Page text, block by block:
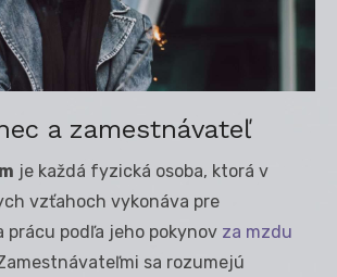
a zamestnávateľ
je každá fyzická osoba, ktorá v
vzťahoch vykonáva pre
prácu podľa jeho pokynov za mzdu
sa rozumejú